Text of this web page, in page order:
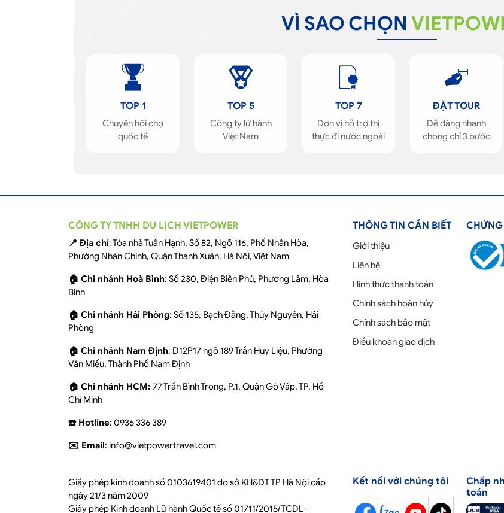
VÌ SAO CHỌN
TOP 1
Chuyên hội chợ
quốc tế
TOP 5
Công ty lữ hành
Việt Nam
TOP 7
Đơn vị hỗ trợ thị
thực đi nước ngoài
ĐẶT TOUR
Dễ dàng nhanh
chóng chỉ 3 bước
CÔNG TY TNHH DU LỊCH VIETPOWER
📍 Địa chỉ: Tòa nhà Tuấn Hạnh, Số 82, Ngõ 116, Phố Nhân Hòa,
Phường Nhân Chính, Quận Thanh Xuân, Hà Nội, Việt Nam
🏠 Chi nhánh Hoà Bình: Số 230, Điện Biên Phủ, Phương Lâm, Hòa
Bình
🏠 Chi nhánh Hải Phòng: Số 135, Bạch Đằng, Thủy Nguyên, Hải
Phòng
🏠 Chi nhánh Nam Định: D12P17 ngõ 189 Trần Huy Liệu, Phường
Văn Miếu, Thành Phố Nam Định
🏠 Chi nhánh HCM: 77 Trần Bình Trọng, P.1, Quận Gò Vấp, TP. Hồ
Chí Minh
☎️ Hotline: 0936 336 389
✉️ Email: info@vietpowertravel.com
THÔNG TIN CẦN BIẾT
Giới thiệu
Liên hệ
Hình thức thanh toán
Chính sách hoàn hủy
Chính sách bảo mật
Điều khoản giao dịch
Giấy phép kinh doanh số 0103619401 do sở KH&ĐT TP Hà Nội cấp
ngày 21/3 năm 2009
Giấy phép Kinh doanh Lữ hành Quốc tế số 01711/2015/TCDL-
Kết nối với chúng tôi
Chấp
toán